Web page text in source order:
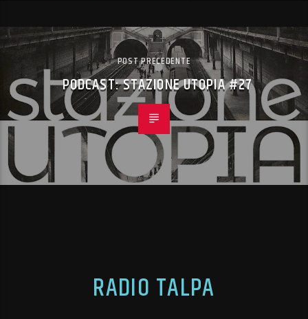
POST PRECEDENTE
PODCAST: STAZIONE UTOPIA #27
RADIO TALPA